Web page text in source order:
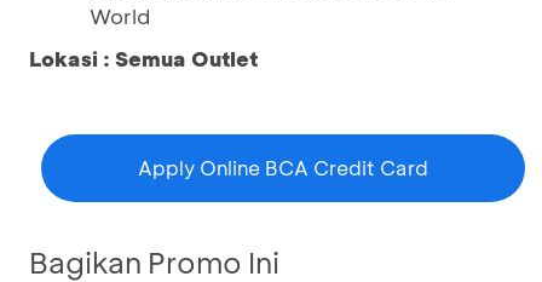
World
Lokasi : Semua Outlet
Apply Online BCA Credit Card
Bagikan Promo Ini